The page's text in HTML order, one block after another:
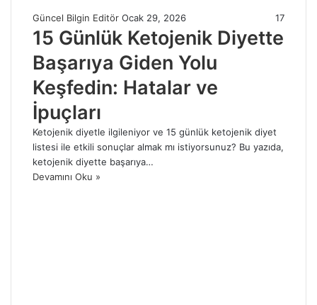
Güncel Bilgin Editör Ocak 29, 2026 17
15 Günlük Ketojenik Diyette
Başarıya Giden Yolu
Keşfedin: Hatalar ve
İpuçları
Ketojenik diyetle ilgileniyor ve 15 günlük ketojenik diyet
listesi ile etkili sonuçlar almak mı istiyorsunuz? Bu yazıda,
ketojenik diyette başarıya…
Devamını Oku »